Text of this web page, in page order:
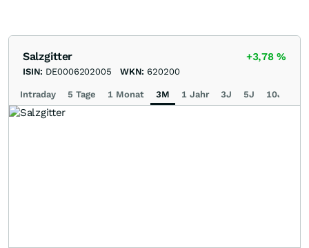
Salzgitter +3,78%
ISIN: DE0006202005 WKN: 620200
Intraday 5 Tage 1 Monat 3M 1 Jahr 3J 5J 10J